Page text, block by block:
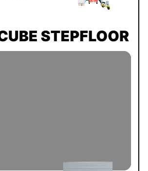
STEPFLOOR